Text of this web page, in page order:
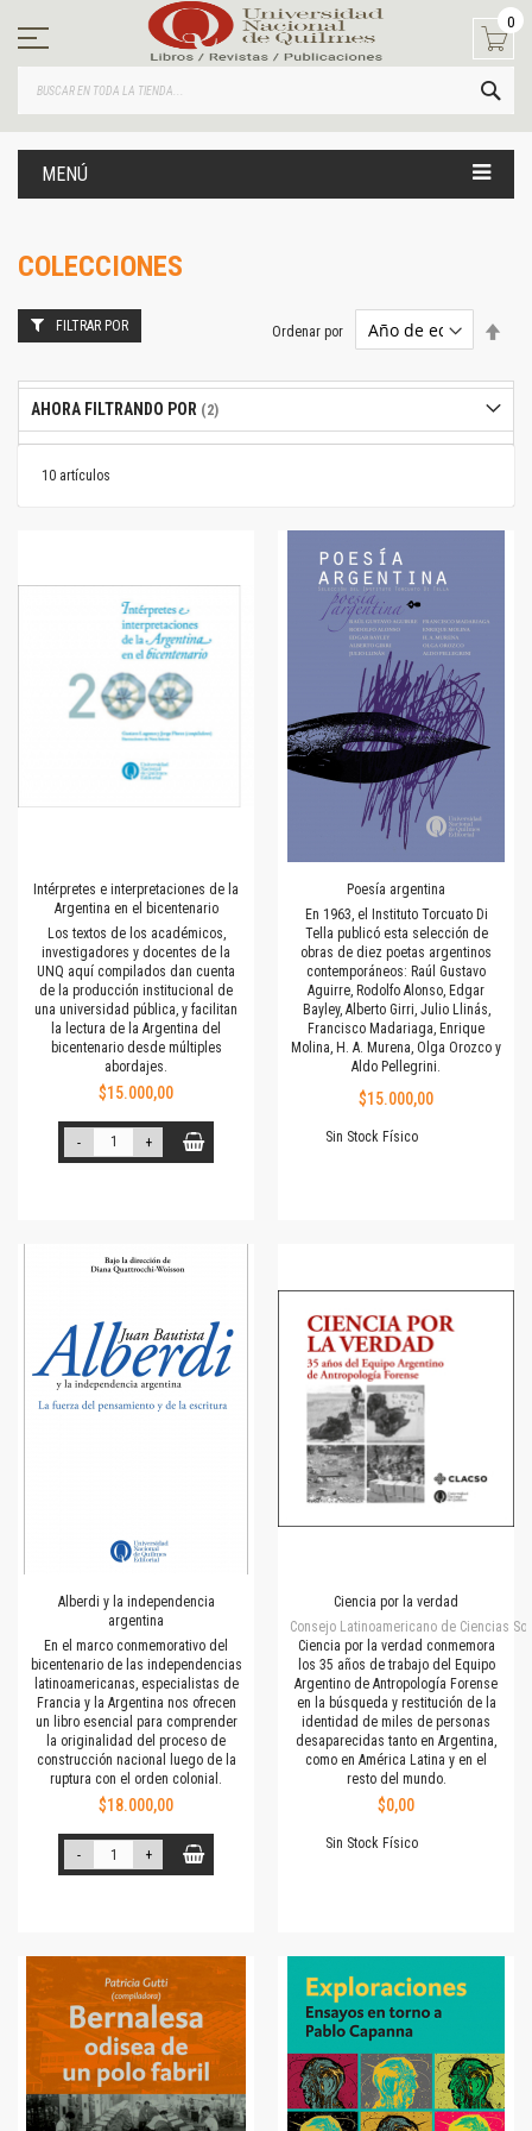
contenido
0
MENÚ
COLECCIONES
10 artículos
Ordenar por
Intérpretes e interpretaciones de la
Argentina en el bicentenario
Los textos de los académicos,
investigadores y docentes de la
UNQ aquí compilados dan cuenta
de la producción institucional de
una universidad pública, y facilitan
la lectura de la Argentina del
bicentenario desde múltiples
abordajes.
$15.000,00
- +
Poesía argentina
En 1963, el Instituto Torcuato Di
Tella publicó esta selección de
obras de diez poetas argentinos
contemporáneos: Raúl Gustavo
Aguirre, Rodolfo Alonso, Edgar
Bayley, Alberto Girri, Julio Llinás,
Francisco Madariaga, Enrique
Molina, H. A. Murena, Olga Orozco y
Aldo Pellegrini.
$15.000,00
Sin Stock Físico
Alberdi y la independencia
argentina
En el marco conmemorativo del
bicentenario de las independencias
latinoamericanas, especialistas de
Francia y la Argentina nos ofrecen
un libro esencial para comprender
la originalidad del proceso de
construcción nacional luego de la
ruptura con el orden colonial.
$18.000,00
- +
Ciencia por la verdad
Consejo Latinoamericano de Ciencias
Ciencia por la verdad conmemora
los 35 años de trabajo del Equipo
Argentino de Antropología Forense
en la búsqueda y restitución de la
identidad de miles de personas
desaparecidas tanto en Argentina,
como en América Latina y en el
resto del mundo.
$0,00
Sin Stock Físico
FILTRAR POR
AHORA FILTRANDO POR